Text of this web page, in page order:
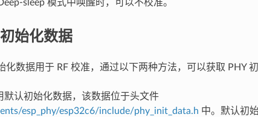
sleep 模式中唤醒时，可以不校准。
始化数据
化数据用于 RF 校准，通过以下两种方法，可以获取 PHY 初
默认初始化数据，该数据位于头文件
esp_phy/esp32c6/include/phy_init_data.h 中。默认初